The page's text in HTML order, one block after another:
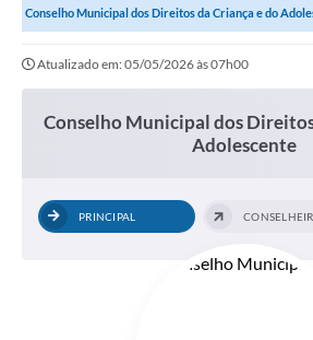
A Nossa Cidade
Departamentos
Contato
Diário Oficial
Conselho Municipal dos Direitos da Criança e do
Atualizado em: 05/05/2026 às 07h00
Conselho Municipal dos
Adolescente
PRINCIPAL